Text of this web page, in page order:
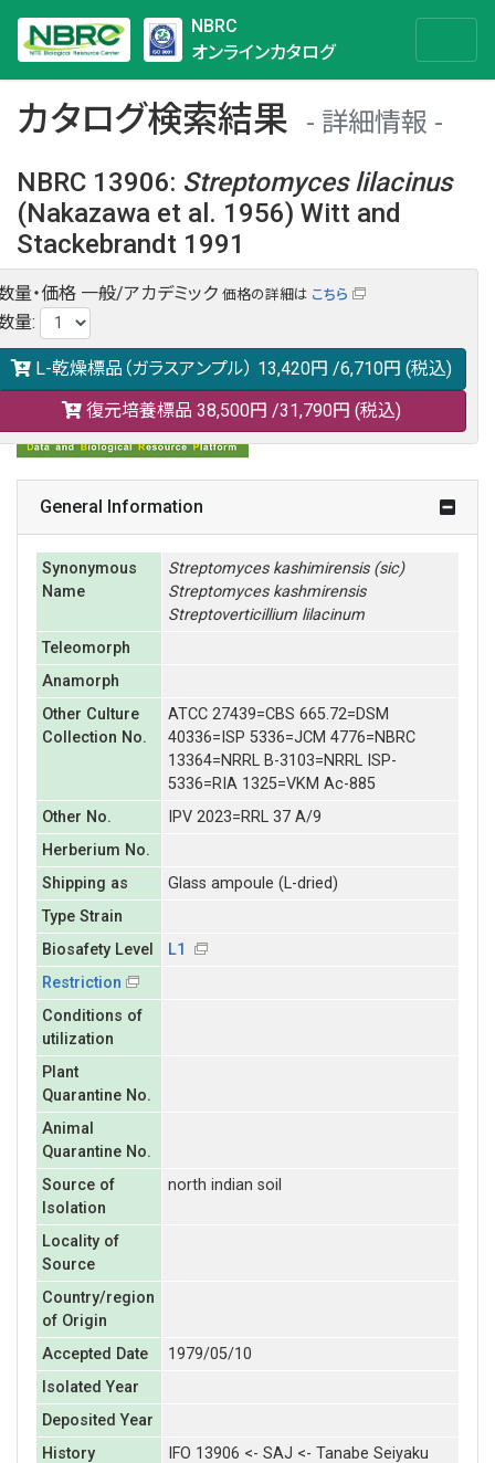
NBRC
オンラインカタログ
カタログ検索結果
詳細情報
NBRC 13906: Streptomyces lilacinus
(Nakazawa et al. 1956) Witt and
Stackebrandt 1991
NBRC 13906の情報や関連データは以下のバナー(DBRP)か
らご覧ください。
日本語での検索も可能です。
量・価格 一般/アカデミック 価格の詳細は こちら
量:
L-乾燥標品（ガラスアンプル） 13,420円 /6,710円 (税込)
復元培養標品 38,500円 /31,790円 (税込)
General Information
Synonymous
Name
Streptomyces kashimirensis (sic)
Streptomyces kashmirensis
Streptoverticillium lilacinum
Teleomorph
Anamorph
Other Culture
Collection No.
ATCC 27439=CBS 665.72=DSM
40336=ISP 5336=JCM 4776=NBRC
13364=NRRL B-3103=NRRL ISP-
5336=RIA 1325=VKM Ac-885
Other No.
IPV 2023=RRL 37 A/9
Herberium No.
Shipping as
Glass ampoule (L-dried)
Type Strain
Biosafety Level
L1
Restriction
Conditions of
utilization
Plant
Quarantine No.
Animal
Quarantine No.
Source of
Isolation
north indian soil
Locality of
Source
Country/region
of Origin
Accepted Date
1979/05/10
Isolated Year
Deposited Year
History
IFO 13906 <- SAJ <- Tanabe Seiyaku